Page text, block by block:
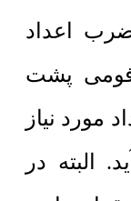
اعداد
فومی پشت
مورد نیاز
در